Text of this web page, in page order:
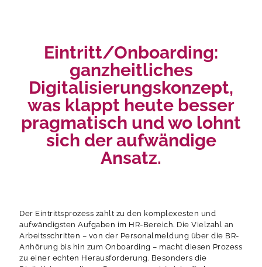
Eintritt/Onboarding:
ganzheitliches
Digitalisierungskonzept,
was klappt heute besser
pragmatisch und wo lohnt
sich der aufwändige
Ansatz.
Der Eintrittsprozess zählt zu den komplexesten und
aufwändigsten Aufgaben im HR-Bereich. Die Vielzahl an
Arbeitsschritten – von der Personalmeldung über die BR-
Anhörung bis hin zum Onboarding – macht diesen Prozess
zu einer echten Herausforderung. Besonders die